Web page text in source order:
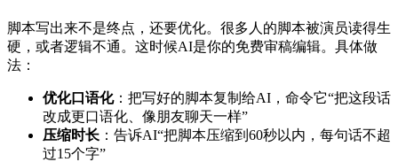
脚本写出来不是终点，还要优化。很多人的脚本被演员读得生
硬，或者逻辑不通。这时候AI是你的免费审稿编辑。具体做
法：
优化口语化：把写好的脚本复制给AI，命令它“把这段话
改成更口语化、像朋友聊天一样”
压缩时长 ：告诉AI“把脚本压缩到60秒以内，每句话不超
过15个字”